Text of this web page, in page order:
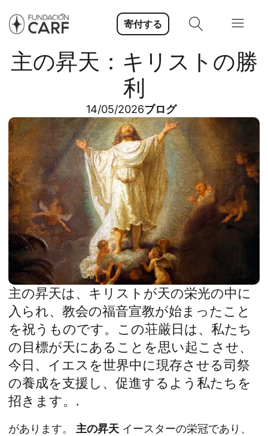
寄付する
主の昇天：キリストの勝
利
14/05/2026ブログ
主の昇天は、キリストが天の栄光の中に
入られ、教会の福音宣教が始まったこと
を祝うものです。この荘厳日は、私たち
の目標が天にあることを思い起こさせ、
今日、イエスを世界中に現存させる司祭
の養成を支援し、促進するよう私たちを
招きます。.
があります。 主の昇天 イースターの栄冠であり、